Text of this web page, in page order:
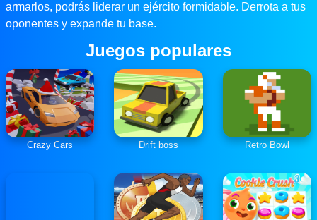
armarlos, podrás liderar un ejército formidable. Derrota a tus
oponentes y expande tu base.
Juegos populares
Crazy Cars Drift boss Retro Bowl